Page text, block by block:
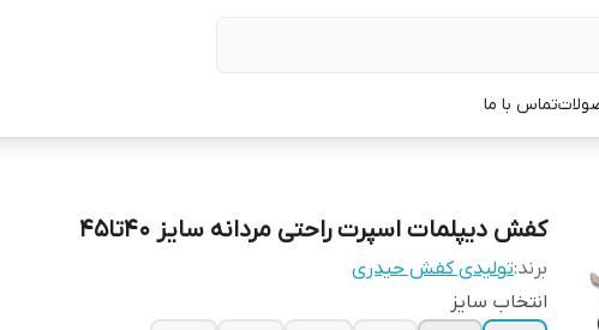
تماس با ما
کفش دیپلمات اسپرت راحتی مردانه سایز 40تا45
برند:تولیدی کفش حیدری
انتخاب سایز